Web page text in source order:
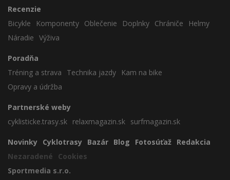
Recenzie
Bicykle
Komponenty Oblečenie Doplnky Chrániče
Helmy
Náradie Výživa
Poradňa
Tréning a strava
Technika jazdy
Kam na bike
Opravy a údržba
Partnerské weby
cyklisticke.trasy.sk relaxmagazin.sk surfmagazin.sk
Novinky Cyklotrasy Bazár Blog Fotosúťaž Redakcia
Nezaradené
Cookies
Sportmedia s.r.o.